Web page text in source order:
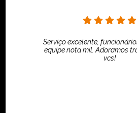
Serviço excelente,
equipe nota mil. Adoramos
vcs!